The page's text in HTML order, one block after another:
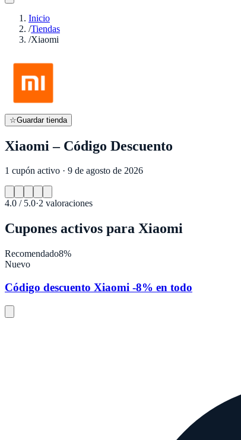
Inicio
/Tiendas
/Xiaomi
☆Guardar tienda
Xiaomi – Código Descuento
1 cupón activo · 9 de agosto de 2026
4.0 / 5.0·2 valoraciones
Cupones activos para Xiaomi
Recomendado8%
Nuevo
Código descuento Xiaomi -8% en todo